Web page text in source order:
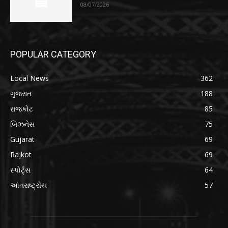
08/07/2026
POPULAR CATEGORY
Local News
362
ગુજરાત
188
રાજકોટ
85
બિઝનેસ
75
Gujarat
69
Rajkot
69
સ્પોર્ટ્સ
64
આંતરાષ્ટ્રીય
57